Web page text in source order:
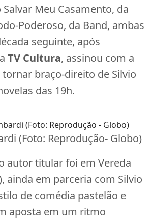
Meu Casamento, da
Poderoso, da Band, ambas
seguinte, após
TV Cultura, assinou com a
tornar braço-direito de Silvio
das 19h.
(Foto: Reprodução- Globo)
autor titular foi em Vereda
ainda em parceria com Silvio
de comédia pastelão e
aposta em um ritmo